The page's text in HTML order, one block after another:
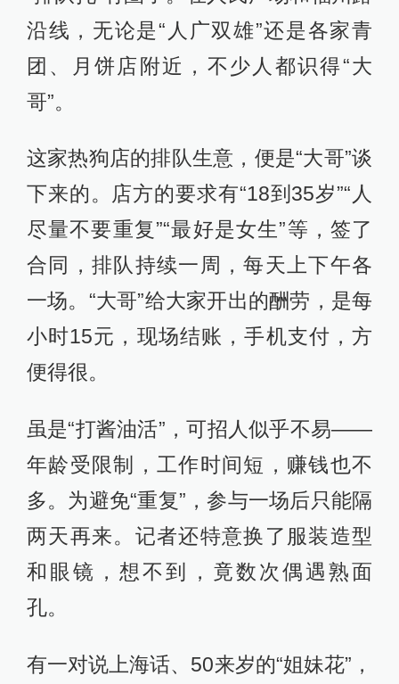
沿线，无论是“人广双雄”还是各家青
团、月饼店附近，不少人都识得“大
哥”。
这家热狗店的排队生意，便是“大哥”谈
下来的。店方的要求有“18到35岁”“人
尽量不要重复”“最好是女生”等，签了
合同，排队持续一周，每天上下午各
一场。“大哥”给大家开出的酬劳，是每
小时15元，现场结账，手机支付，方
便得很。
虽是“打酱油活”，可招人似乎不易——
年龄受限制，工作时间短，赚钱也不
多。为避免“重复”，参与一场后只能隔
两天再来。记者还特意换了服装造型
和眼镜，想不到，竟数次偶遇熟面
孔。
有一对说上海话、50来岁的“姐妹花”，